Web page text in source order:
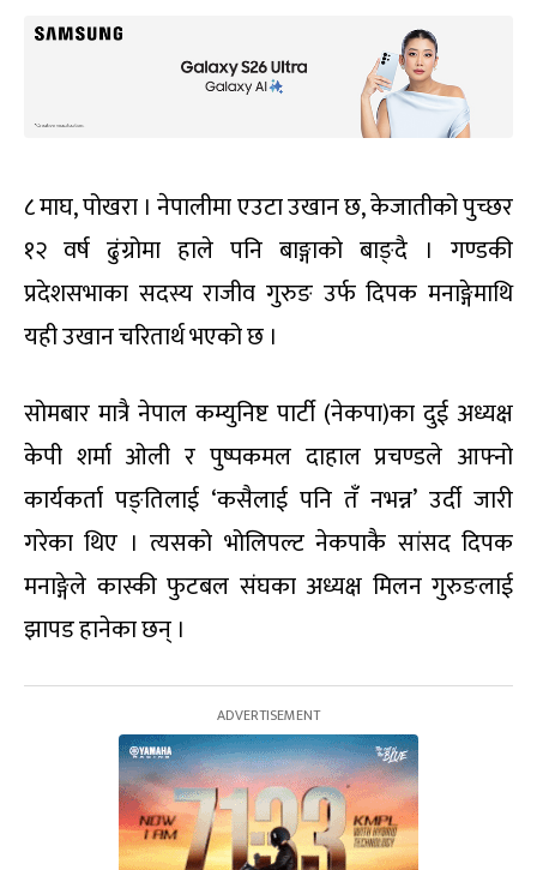
८ माघ, पोखरा । नेपालीमा एउटा उखान छ, केजातीको पुच्छर
१२ वर्ष ढुंग्रोमा हाले पनि बाङ्गाको बाङ्दै । गण्डकी
प्रदेशसभाका सदस्य राजीव गुरुङ उर्फ दिपक मनाङ्गेमाथि
यही उखान चरितार्थ भएको छ ।
सोमबार मात्रै नेपाल कम्युनिष्ट पार्टी (नेकपा)का दुई अध्यक्ष
केपी शर्मा ओली र पुष्पकमल दाहाल प्रचण्डले आफ्नो
कार्यकर्ता पङ्तिलाई ‘कसैलाई पनि तँ नभन्न’ उर्दी जारी
गरेका थिए । त्यसको भोलिपल्ट नेकपाकै सांसद दिपक
मनाङ्गेले कास्की फुटबल संघका अध्यक्ष मिलन गुरुङलाई
झापड हानेका छन् ।